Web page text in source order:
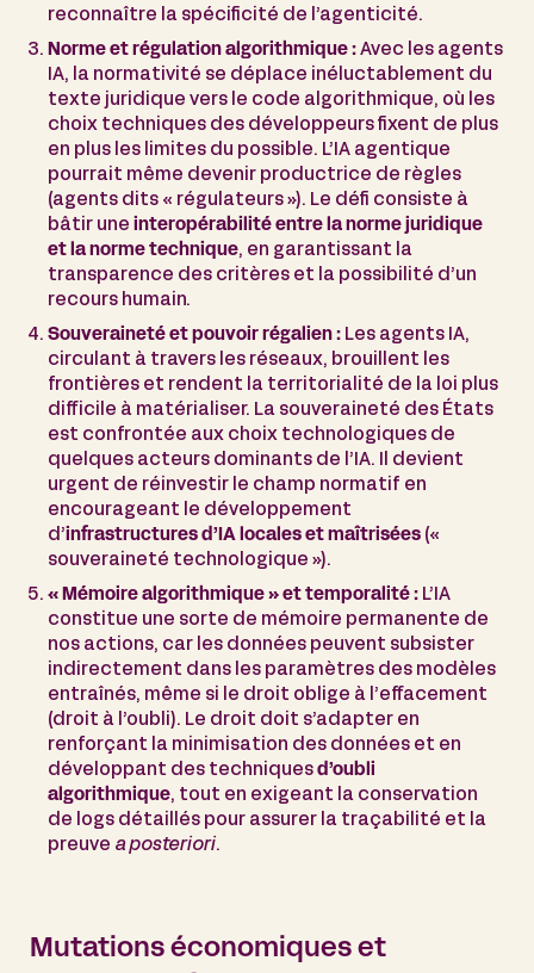
reconnaître la spécificité de l’agenticité.
Norme et régulation algorithmique : Avec les agents
IA, la normativité se déplace inéluctablement du
texte juridique vers le code algorithmique, où les
choix techniques des développeurs fixent de plus
en plus les limites du possible. L’IA agentique
pourrait même devenir productrice de règles
(agents dits « régulateurs »). Le défi consiste à
bâtir une
interopérabilité entre la norme juridique
et la norme technique, en garantissant la
transparence des critères et la possibilité d’un
recours humain.
Souveraineté et pouvoir régalien : Les agents IA,
circulant à travers les réseaux, brouillent les
frontières et rendent la territorialité de la loi plus
difficile à matérialiser. La souveraineté des États
est confrontée aux choix technologiques de
quelques acteurs dominants de l’IA. Il devient
urgent de réinvestir le champ normatif en
encourageant le développement
d’ infrastructures d’IA locales et maîtrisées («
souveraineté technologique »).
« Mémoire algorithmique » et temporalité : L’IA
constitue une sorte de mémoire permanente de
nos actions, car les données peuvent subsister
indirectement dans les paramètres des modèles
entraînés, même si le droit oblige à l’effacement
(droit à l’oubli). Le droit doit s’adapter en
renforçant la minimisation des données et en
développant des techniques d’oubli
algorithmique, tout en exigeant la conservation
de logs détaillés pour assurer la traçabilité et la
preuve a posteriori.
Mutations économiques et